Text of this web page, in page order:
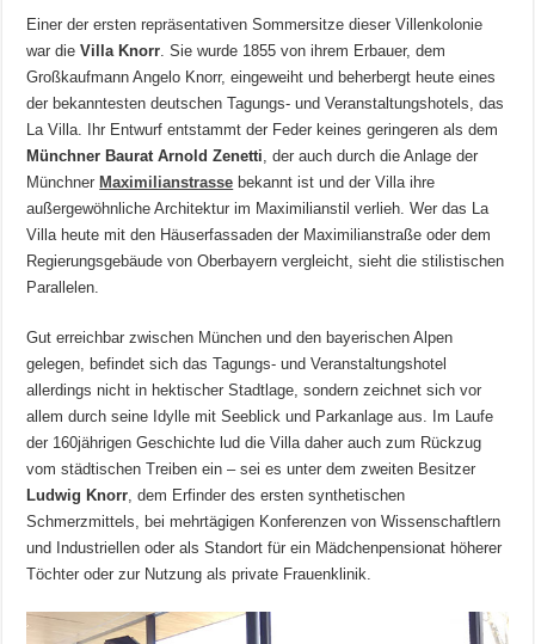
Einer der ersten repräsentativen Sommersitze dieser Villenkolonie
war dieVilla Knorr. Sie wurde 1855 von ihrem Erbauer, dem
Großkaufmann Angelo Knorr, eingeweiht und beherbergt heute eines
der bekanntesten deutschen Tagungs- und Veranstaltungshotels, das
La Villa. Ihr Entwurf entstammt der Feder keines geringeren als dem
Münchner Baurat Arnold Zenetti, der auch durch die Anlage der
Münchner Maximilianstrasse bekannt ist und der Villa ihre
außergewöhnliche Architektur im Maximilianstil verlieh. Wer das La
Villa heute mit den Häuserfassaden der Maximilianstraße oder dem
Regierungsgebäude von Oberbayern vergleicht, sieht die stilistischen
Parallelen.
Gut erreichbar zwischen München und den bayerischen Alpen
gelegen, befindet sich das Tagungs- und Veranstaltungshotel
allerdings nicht in hektischer Stadtlage, sondern zeichnet sich vor
allem durch seine Idylle mit Seeblick und Parkanlage aus. Im Laufe
der 160jährigen Geschichte lud die Villa daher auch zum Rückzug
vom städtischen Treiben ein – sei es unter dem zweiten Besitzer
Ludwig Knorr, dem Erfinder des ersten synthetischen
Schmerzmittels, bei mehrtägigen Konferenzen von Wissenschaftlern
und Industriellen oder als Standort für ein Mädchenpensionat höherer
Töchter oder zur Nutzung als private Frauenklinik.